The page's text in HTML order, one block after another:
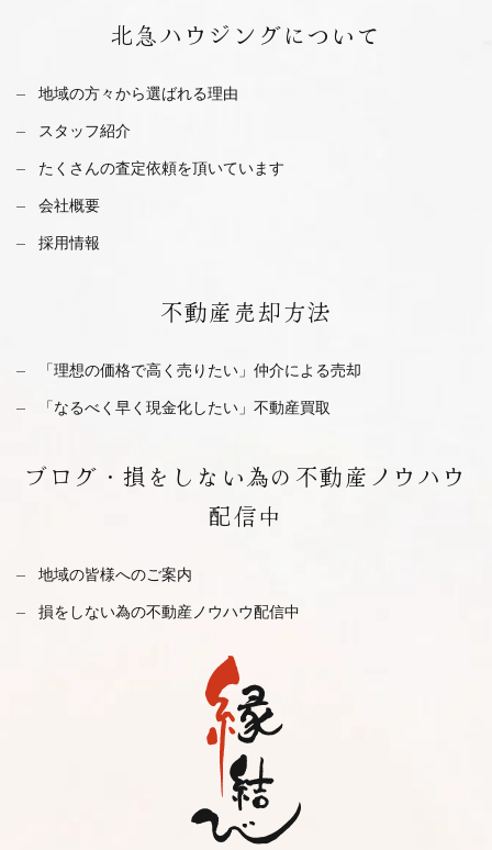
北急ハウジングについて
地域の方々から選ばれる理由
スタッフ紹介
たくさんの査定依頼を頂いています
会社概要
採用情報
不動産 売却方法
「理想の価格で高く売りたい」仲介による売却
「なるべく早く現金化したい」不動産買取
ブログ・ 損をしない為の不動産ノウハウ
配信中
地域の皆様へのご案内
損をしない為の不動産ノウハウ配信中